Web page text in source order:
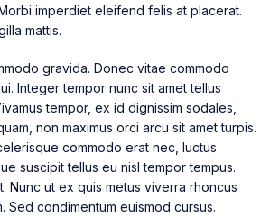
imperdiet eleifend felis at placerat.
mattis.
gravida. Donec vitae commodo
Integer tempor nunc sit amet tellus
tempor, ex id dignissim sodales,
non maximus orci arcu sit amet turpis.
commodo erat nec, luctus
suscipit tellus eu nisl tempor tempus.
Nunc ut ex quis metus viverra rhoncus
Sed condimentum euismod cursus.